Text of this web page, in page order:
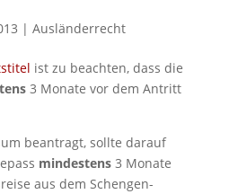
| Ausländerrecht
ist zu beachten, dass die
3 Monate vor dem Antritt
beantragt, sollte darauf
mindestens3 Monate
aus dem Schengen-